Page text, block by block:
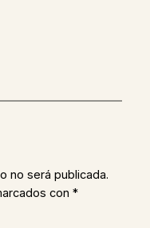
no será publicada.
con *